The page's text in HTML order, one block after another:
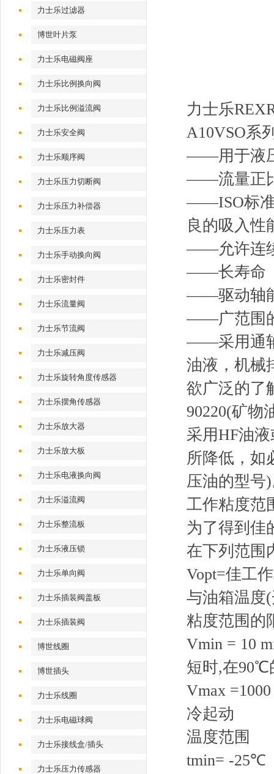
力士乐过滤器
博世叶片泵
力士乐电磁阀座
力士乐比例换向阀
力士乐比例溢流阀
力士乐安全阀
力士乐顺序阀
力士乐压力切断阀
力士乐压力补偿器
力士乐压力表
力士乐手动换向阀
力士乐密封件
力士乐流量阀
力士乐节流阀
力士乐减压阀
力士乐旋转角度传感器
力士乐摆角传感器
力士乐放大器
力士乐放大板
力士乐电液换向阀
力士乐溢流阀
力士乐整流板
力士乐液压锁
力士乐单向阀
力士乐插装阀盖板
力士乐插装阀
博世线圈
博世插头
力士乐线圈
力士乐电磁球阀
力士乐接线盒/插头
力士乐压力传感器
力士乐
A10VSO系
——用于液
——流量正
——ISO标准
良的吸入性
——允许连
——长寿命
——驱动轴
——广范围
——采用通
油液，机械
欲广泛的了
90220(矿物
采用HF油
所降低，如
压油的型号
工作粘度范
为了得到佳
在下列范围
Vopt=佳工
与油箱温度
粘度范围的
Vmin = 10
短时,在90℃
Vmax
冷起动
温度范围
tmin= -25℃